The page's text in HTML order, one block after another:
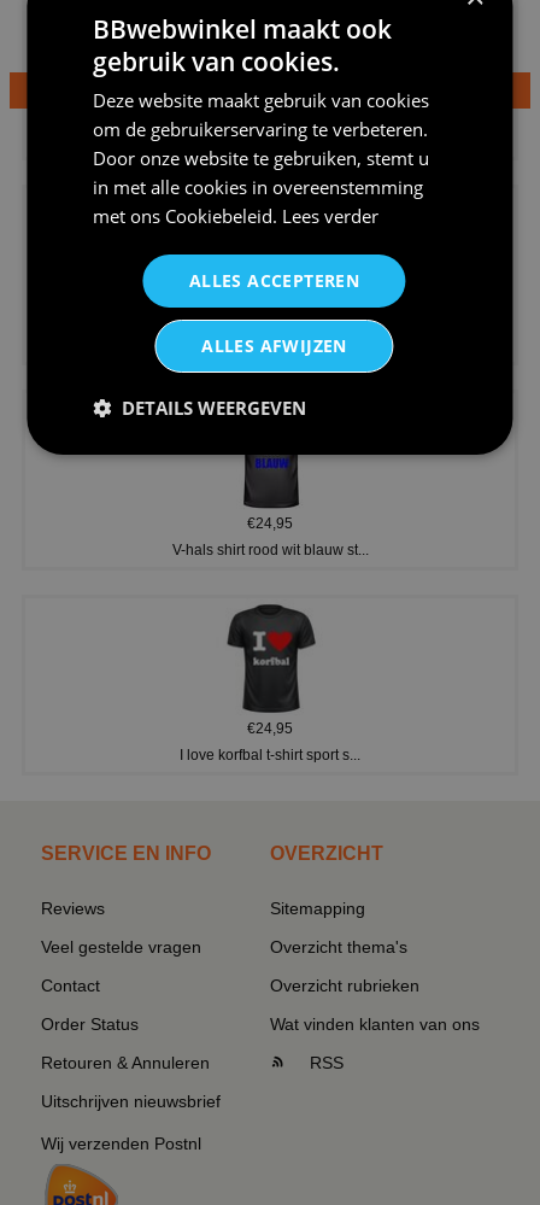
€24,95
Dames v hals t-shirt prinses v...
€24,95
Koningsdag shirt heren v-hals ...
€24,95
V-hals shirt rood wit blauw st...
€24,95
I love korfbal t-shirt sport s...
SERVICE EN INFO
Reviews
Veel gestelde vragen
Contact
Order Status
Retouren & Annuleren
Uitschrijven nieuwsbrief
Wij verzenden Postnl
OVERZICHT
Sitemapping
Overzicht thema's
Overzicht rubrieken
Wat vinden klanten van ons
RSS
BBwebwinkel maakt ook
gebruik van cookies.
Deze website maakt gebruik van cookies
om de gebruikerservaring te verbeteren.
Door onze website te gebruiken, stemt u
in met alle cookies in overeenstemming
met ons Cookiebeleid. Lees verder
ALLES ACCEPTEREN
ALLES AFWIJZEN
DETAILS WEERGEVEN